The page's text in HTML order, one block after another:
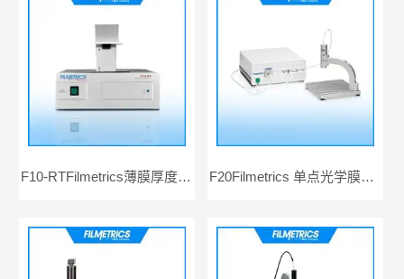
F10-RTFilmetrics薄膜厚度测量仪 F20Filmetrics 单点光学膜厚测量仪